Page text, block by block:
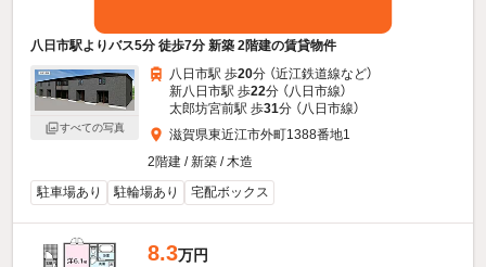
八日市駅よりバス5分 徒歩7分 新築 2階建の賃貸物件
すべての写真
八日市駅 歩20分 （近江鉄道線など）
新八日市駅 歩22分 （八日市線）
太郎坊宮前駅 歩31分 （八日市線）
滋賀県東近江市外町1388番地1
2階建 / 新築 / 木造
駐車場あり
駐輪場あり 宅配ボックス
8.3万円